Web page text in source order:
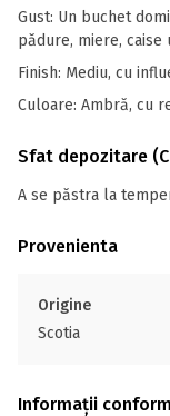
Gust: Un buchet
pădure, miere, caise
Finish: Mediu, cu
Culoare: Ambră, cu
Sfat depozitare
A se păstra la
Provenienta
Origine
Scotia
Informații